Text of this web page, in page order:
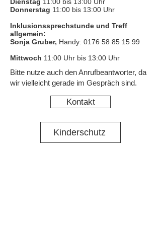
Donnerstag 11:00 bis 13:00 Uhr
Inklusionssprechstunde und Treff
allgemein:
Sonja Gruber, Handy: 0176 58 85 15 99
Mittwoch 11:00 Uhr bis 13:00 Uhr
​Bitte nutze auch den Anrufbeantworter, da
wir vielleicht gerade im Gespräch sind.
Kontakt
Kinderschutz